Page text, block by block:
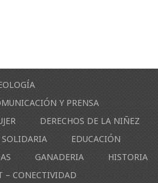
Y PRENSA
DERECHOS DE LA NIÑEZ
EDUCACIÓN
GANADERIA
HISTORIA
– CONECTIVIDAD